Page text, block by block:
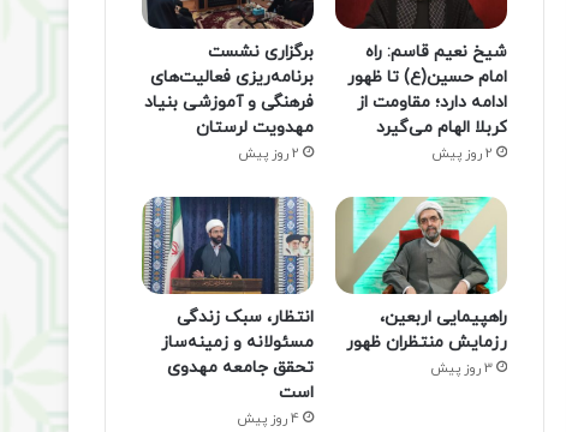
شیخ نعیم قاسم: راه
امام حسین(ع) تا ظهور
ادامه دارد؛ مقاومت از
کربلا الهام می‌گیرد
2 روز پیش
برگزاری نشست
برنامه‌ریزی فعالیت‌های
فرهنگی و آموزشی بنیاد
مهدویت لرستان
2 روز پیش
راهپیمایی اربعین،
رزمایش منتظران ظهور
3 روز پیش
انتظار، سبک زندگی
مسئولانه و زمینه‌ساز
تحقق جامعه مهدوی
است
4 روز پیش